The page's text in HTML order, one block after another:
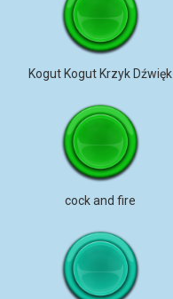
Kogut Kogut Krzyk Dźwięk
cock and fire